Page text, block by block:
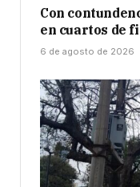
Con
en cuartos de
6 de agosto de 2026